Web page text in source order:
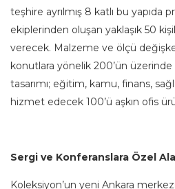
teşhire ayrılmış 8 katlı bu yapıda
ekiplerinden oluşan yaklaşık 50
verecek. Malzeme ve ölçü
konutlara yönelik 200’ün üzerinde
tasarımı; eğitim, kamu, finans,
hizmet edecek 100’ü aşkın ofis
Sergi ve Konferanslara Özel
Koleksiyon’un yeni Ankara